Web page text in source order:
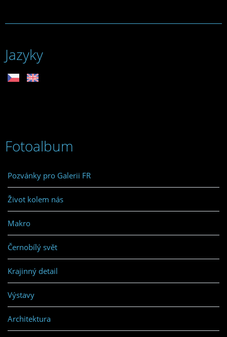
Jazyky
Fotoalbum
Pozvánky pro Galerii FR
Život kolem nás
Makro
Černobílý svět
Krajinný detail
Výstavy
Architektura